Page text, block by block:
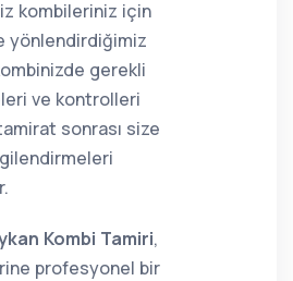
kombileriniz için
yönlendirdiğimiz
gerekli
ve kontrolleri
sonrası size
Kombi Tamiri,
profesyonel bir